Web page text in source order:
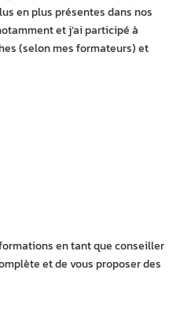
en plus présentes dans nos
et j’ai participé à
(selon mes formateurs) et
en tant que conseiller
et de vous proposer des